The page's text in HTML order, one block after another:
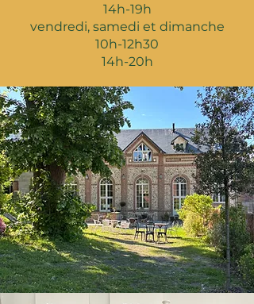
14h-19h
vendredi, samedi et dimanche
10h-12h30
14h-20h